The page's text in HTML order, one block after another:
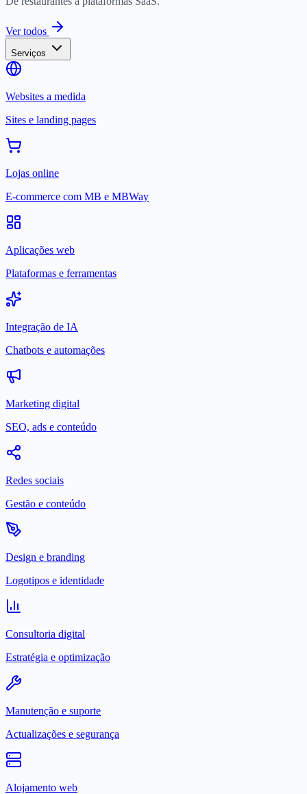
Ver todos
Serviços
Websites a medida
Sites e landing pages
Lojas online
E-commerce com MB e MBWay
Aplicações web
Plataformas e ferramentas
Integração de IA
Chatbots e automações
Marketing digital
SEO, ads e conteúdo
Redes sociais
Gestão e conteúdo
Design e branding
Logotipos e identidade
Consultoria digital
Estratégia e optimização
Manutenção e suporte
Actualizações e segurança
Alojamento web